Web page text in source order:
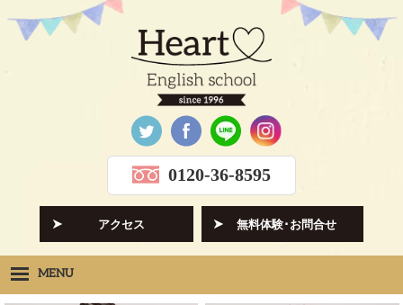
0120-36-8595
アクセス 無料体験･お問合せ
MENU